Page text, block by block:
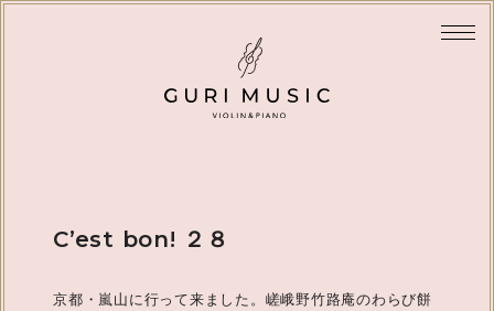
C’est bon! ２８
京都・嵐山に行って来ました。嵯峨野竹路庵のわらび餅